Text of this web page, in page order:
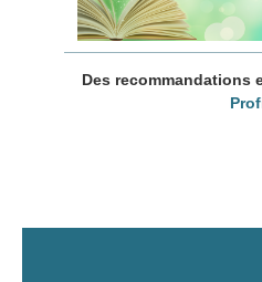
Des recommandations